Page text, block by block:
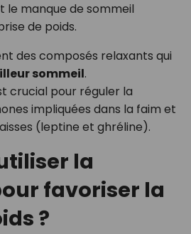
le manque de sommeil
de poids.
des composés relaxants qui
sommeil.
crucial pour réguler la
impliquées dans la faim et
(leptine et ghréline).
la
favoriser la
?